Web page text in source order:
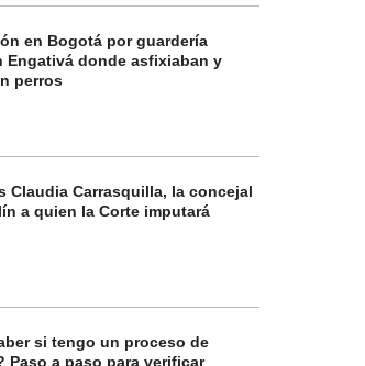
en Bogotá por guardería
Engativá donde asfixiaban y
perros
Claudia Carrasquilla, la concejal
a quien la Corte imputará
si tengo un proceso de
Paso a paso para verificar